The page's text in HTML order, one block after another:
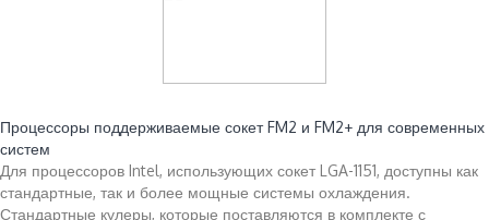
Процессоры поддерживаемые сокет FM2 и FM2+ для современных
систем
Для процессоров Intel, использующих сокет LGA-1151, доступны как
стандартные, так и более мощные системы охлаждения.
Стандартные кулеры, которые поставляются в комплекте с